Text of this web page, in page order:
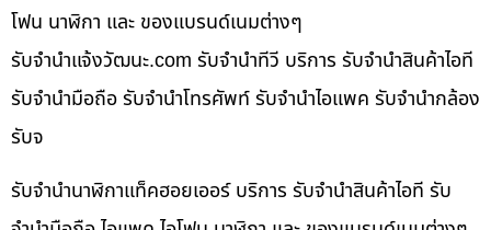
โฟน นาฬิกา และ ของแบรนด์เนมต่างๆ
รับจํานําแจ้งวัฒนะ.com รับจำนำทีวี บริการ รับจำนำสินค้าไอที
รับจำนำมือถือ รับจำนำโทรศัพท์ รับจำนำไอแพค รับจำนำกล้อง
รับจ
รับจำนำนาฬิกาแท็คฮอยเออร์ บริการ รับจำนำสินค้าไอที รับ